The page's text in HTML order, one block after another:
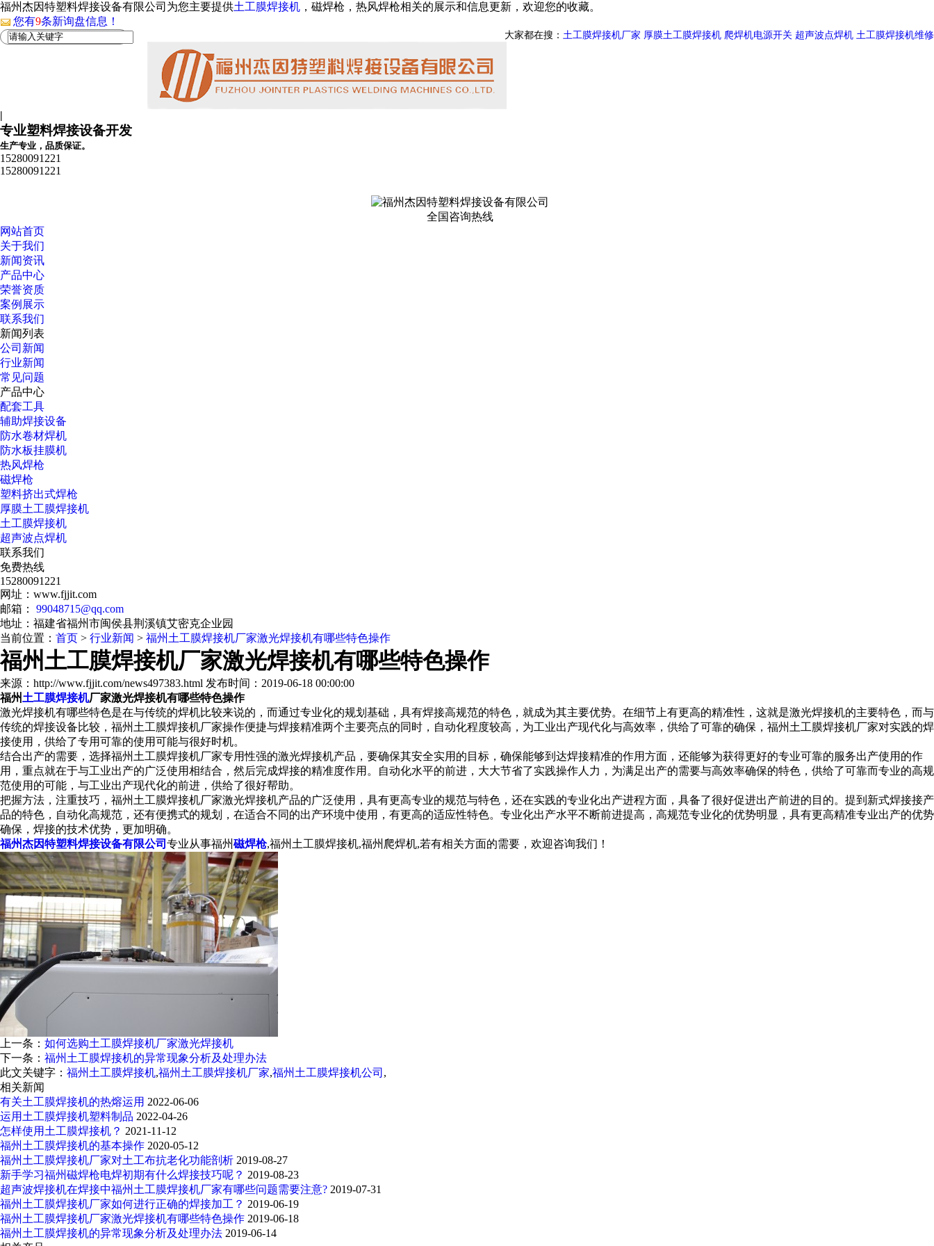
福州杰因特塑料焊接设备有限公司为您主要提供土工膜焊接机 ，磁焊枪，热风焊枪相关的展示和信息更新，欢迎您的收藏。
您有9条新询盘信息！
大家都在搜： 土工膜焊接机厂家 厚膜土工膜焊接机 爬焊机电源开关 超声波点焊机 土工膜焊接机维修
|
专业塑料焊接设备开发
生产专业，品质保证。
15280091221
15280091221
全国咨询热线
网站首页
关于我们
新闻资讯
产品中心
荣誉资质
案例展示
联系我们
新闻列表
公司新闻
行业新闻
常见问题
产品中心
配套工具
辅助焊接设备
防水卷材焊机
防水板挂膜机
热风焊枪
磁焊枪
塑料挤出式焊枪
厚膜土工膜焊接机
土工膜焊接机
超声波点焊机
联系我们
免费热线
15280091221
网址：www.fjjit.com
邮箱： 99048715@qq.com
地址：福建省福州市闽侯县荆溪镇艾密克企业园
当前位置： 首页 > 行业新闻 > 福州土工膜焊接机厂家激光焊接机有哪些特色操作
福州土工膜焊接机厂家激光焊接机有哪些特色操作
来源：http://www.fjjit.com/news497383.html 发布时间：2019-06-18 00:00:00
福州 土工膜焊接机厂家激光焊接机有哪些特色操作
激光焊接机有哪些特色是在与传统的焊机比较来说的，而通过专业化的规划基础，具有焊接高规范的特色，就成为其主要优势。在细节上有更高的精准性，这就是激光焊接机的主要特色，而与
传统的焊接设备比较， 福州土工膜焊接机厂家操作便捷与焊接精准两个主要亮点的同时，自动化程度较高，为工业出产现代化与高效率，供给了可靠的确保， 福州土工膜焊接机厂家对实践的焊
接使用，供给了专用可靠的使用可能与很好时机。
结合出产的需要，选择福州土工膜焊接机厂家专用性强的激光焊接机产品，要确保其安全实用的目标，确保能够到达焊接精准的作用方面，还能够为获得更好的专业可靠的服务出产使用的作
用，重点就在于与工业出产的广泛使用相结合，然后完成焊接的精准度作用。自动化水平的前进，大大节省了实践操作人力，为满足出产的需要与高效率确保的特色，供给了可靠而专业的高规
范使用的可能，与工业出产现代化的前进，供给了很好帮助。
把握方法，注重技巧， 福州土工膜焊接机厂家激光焊接机产品的广泛使用，具有更高专业的规范与特色，还在实践的专业化出产进程方面，具备了很好促进出产前进的目的。提到新式焊接接产
品的特色，自动化高规范，还有便携式的规划，在适合不同的出产环境中使用，有更高的适应性特色。专业化出产水平不断前进提高，高规范专业化的优势明显，具有更高精准专业出产的优势
确保，焊接的技术优势，更加明确。
福州杰因特塑料焊接设备有限公司 专业从事福州磁焊枪,福州土工膜焊接机,福州爬焊机,若有相关方面的需要，欢迎咨询我们！
上一条： 如何选购土工膜焊接机厂家激光焊接机
下一条： 福州土工膜焊接机的异常现象分析及处理办法
此文关键字： 福州土工膜焊接机,福州土工膜焊接机厂家,福州土工膜焊接机公司 ,
相关新闻
有关土工膜焊接机的热熔运用 2022-06-06
运用土工膜焊接机塑料制品 2022-04-26
怎样使用土工膜焊接机？ 2021-11-12
福州土工膜焊接机的基本操作 2020-05-12
福州土工膜焊接机厂家对土工布抗老化功能剖析 2019-08-27
新手学习福州磁焊枪电焊初期有什么焊接技巧呢？ 2019-08-23
超声波焊接机在焊接中福州土工膜焊接机厂家有哪些问题需要注意? 2019-07-31
福州土工膜焊接机厂家如何进行正确的焊接加工？ 2019-06-19
福州土工膜焊接机厂家激光焊接机有哪些特色操作 2019-06-18
福州土工膜焊接机的异常现象分析及处理办法 2019-06-14